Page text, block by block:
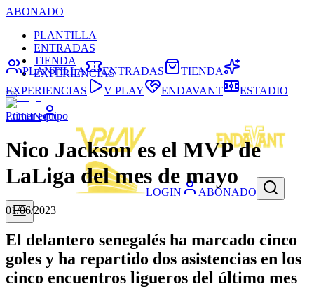
ABONADO
PLANTILLA
ENTRADAS
TIENDA
EXPERIENCIAS
LOGIN
LOGIN ABONADO
PLANTILLA ENTRADAS
TIENDA
EXPERIENCIAS
V PLAY ENDAVANT ESTADIO
Primer equipo
Nico Jackson es el MVP de
LaLiga del mes de mayo
01/06/2023
El delantero senegalés ha marcado cinco
goles y ha repartido dos asistencias en los
cinco encuentros ligueros del último mes